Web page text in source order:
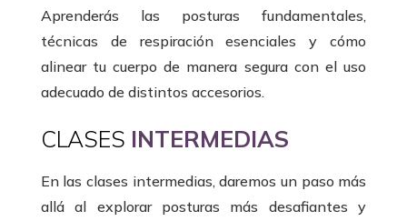
Aprenderás las posturas fundamentales,
técnicas de respiración esenciales y cómo
alinear tu cuerpo de manera segura con el uso
adecuado de distintos accesorios.
CLASES INTERMEDIAS
En las clases intermedias, daremos un paso más
allá al explorar posturas más desafiantes y